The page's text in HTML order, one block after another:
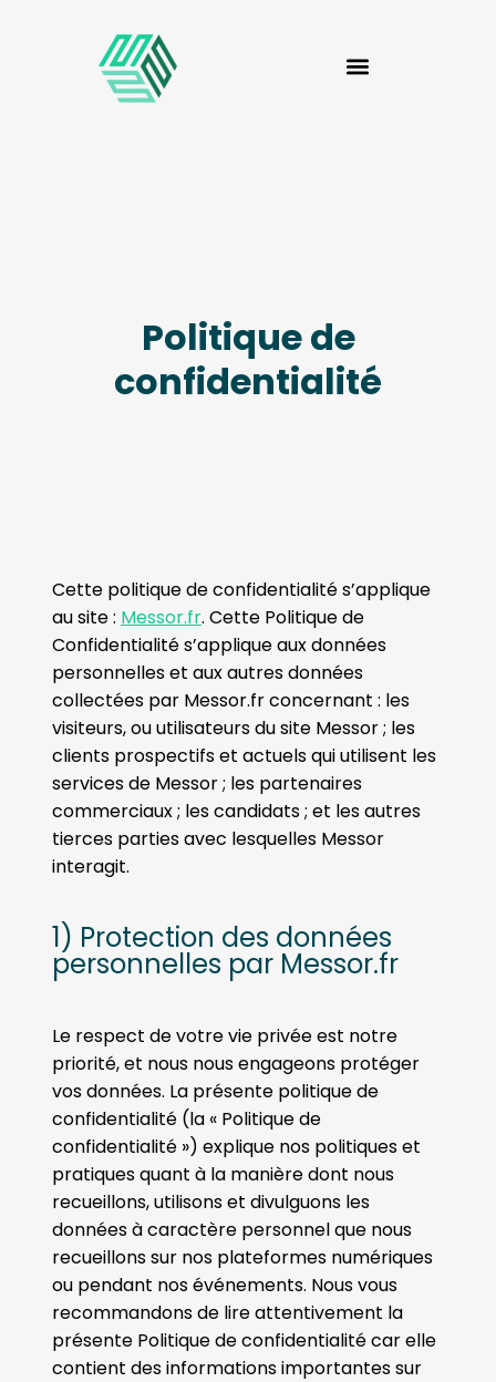
Politique de
confidentialité
Cette politique de confidentialité s’applique
au site : Messor.fr. Cette Politique de
Confidentialité s’applique aux données
personnelles et aux autres données
collectées par Messor.fr concernant : les
visiteurs, ou utilisateurs du site Messor ; les
clients prospectifs et actuels qui utilisent les
services de Messor ; les partenaires
commerciaux ; les candidats ; et les autres
tierces parties avec lesquelles Messor
interagit.
1) Protection des données
personnelles par Messor.fr
Le respect de votre vie privée est notre
priorité, et nous nous engageons protéger
vos données. La présente politique de
confidentialité (la « Politique de
confidentialité ») explique nos politiques et
pratiques quant à la manière dont nous
recueillons, utilisons et divulguons les
données à caractère personnel que nous
recueillons sur nos plateformes numériques
ou pendant nos événements. Nous vous
recommandons de lire attentivement la
présente Politique de confidentialité car elle
contient des informations importantes sur